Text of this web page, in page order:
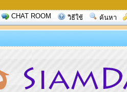
CHAT ROOM วิธีใช้ ค้นหา